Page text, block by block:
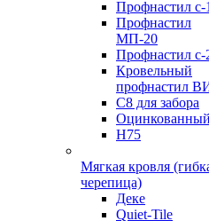
Профнастил с-
Профнастил
МП-20
Профнастил с-
Кровельный
профнастил
С8 для забора
Оцинкованный
Н75
Мягкая кровля
черепица)
Деке
Quiet-Tile